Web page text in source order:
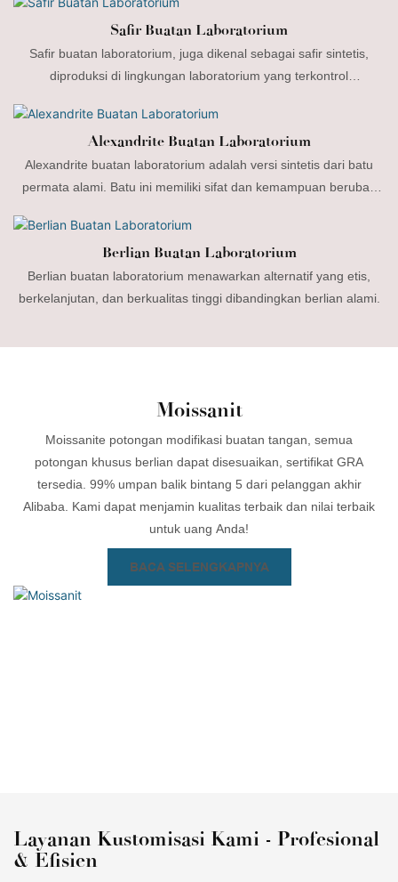
api, untuk menciptakan rubi sintetis berkualitas tinggi dengan sifat
yang mirip dengan rubi alami.
Safir Buatan Laboratorium
Safir buatan laboratorium, juga dikenal sebagai safir sintetis,
diproduksi di lingkungan laboratorium yang terkontrol
alami.
Alexandrite Buatan Laboratorium
Alexandrite buatan laboratorium adalah versi sintetis dari batu
permata alami. Batu ini memiliki sifat dan kemampuan berubah
terkontrol.
Berlian Buatan Laboratorium
Berlian buatan laboratorium menawarkan alternatif yang etis,
berkelanjutan, dan berkualitas tinggi dibandingkan berlian alami.
Moissanit
Moissanite potongan modifikasi buatan tangan, semua
potongan khusus berlian dapat disesuaikan, sertifikat GRA
tersedia. 99% umpan balik bintang 5 dari pelanggan akhir
Alibaba. Kami dapat menjamin kualitas terbaik dan nilai terbaik
untuk uang Anda!
BACA SELENGKAPNYA
Layanan Kustomisasi Kami - Profesional
& Efisien